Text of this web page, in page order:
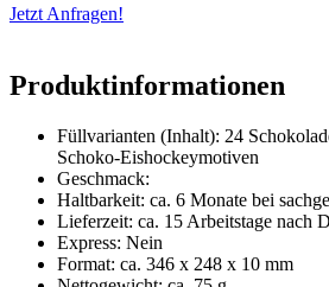
Jetzt Anfragen!
Produktinformationen
Füllvarianten (Inhalt): 24
Schoko-Eishockeymotiven
Geschmack:
Haltbarkeit: ca. 6 Monate bei
Lieferzeit: ca. 15 Arbeitstage nach
Express: Nein
Format: ca. 346 x 248 x 10 mm